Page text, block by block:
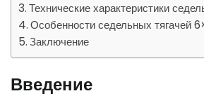
Технические характеристики
Особенности седельных тягачей
Заключение
Введение